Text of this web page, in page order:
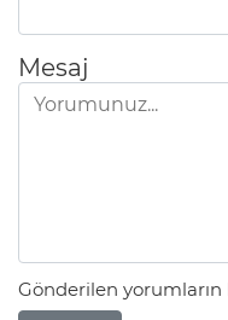
Mesaj
Gönderilen yorumların